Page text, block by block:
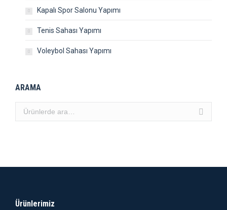
Kapalı Spor Salonu Yapımı
Tenis Sahası Yapımı
Voleybol Sahası Yapımı
ARAMA
Ürünlerimiz